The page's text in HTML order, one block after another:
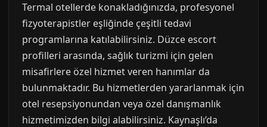
Termal otellerde konakladığınızda, profesyonel
fizyoterapistler eşliğinde çeşitli tedavi
programlarına katılabilirsiniz. Düzce escort
profilleri arasında, sağlık turizmi için gelen
misafirlere özel hizmet veren hanımlar da
bulunmaktadır. Bu hizmetlerden yararlanmak için
otel resepsiyonundan veya özel danışmanlık
hizmetimizden bilgi alabilirsiniz. Kaynaşlı’da